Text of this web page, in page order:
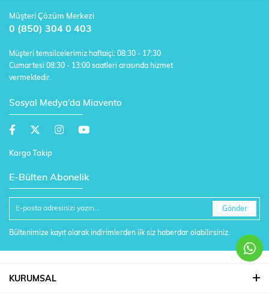
Müşteri Çözüm Merkezi
0 (850) 304 0 403
Müşteri temsilcelerimiz haftaiçi: 08:30 - 17:30
Cumartesi 08:30 - 13:00 saatleri arasında hizmet
vermektedir.
Sosyal Medya'da Miavento
Kargo Takip
E-Bülten Abonelik
Gönder
Bültenimize kayıt olarak indirimlerden ilk siz haberdar olabilirsiniz.
KURUMSAL